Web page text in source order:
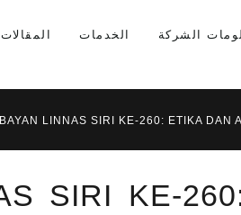
الشركة الخدمات المقالات
BAYAN LINNAS SIRI KE-260: ETIKA DAN
SIRI KE-